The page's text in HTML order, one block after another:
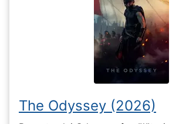
The Odyssey (2026)